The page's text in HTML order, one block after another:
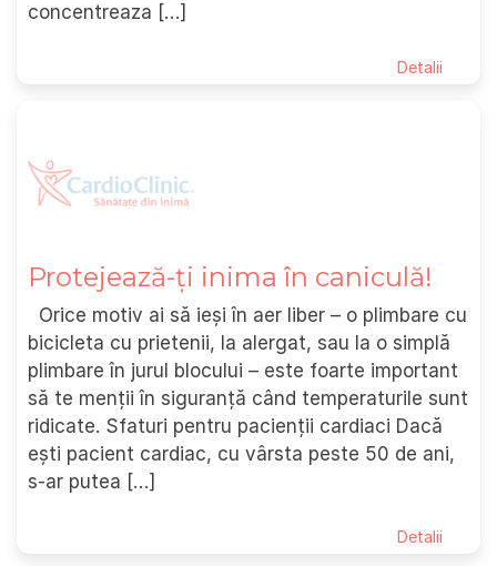
concentreaza […]
Detalii
Protejează-ți inima în caniculă!
Orice motiv ai să ieși în aer liber – o plimbare cu
bicicleta cu prietenii, la alergat, sau la o simplă
plimbare în jurul blocului – este foarte important
să te menții în siguranță când temperaturile sunt
ridicate. Sfaturi pentru pacienții cardiaci Dacă
ești pacient cardiac, cu vârsta peste 50 de ani,
s-ar putea […]
Detalii